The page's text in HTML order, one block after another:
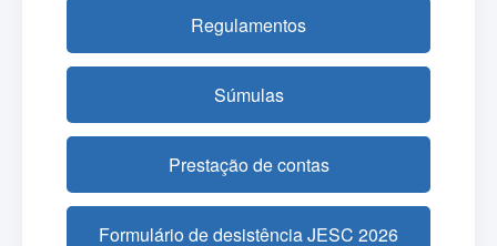
Regulamentos
Súmulas
Prestação de contas
Formulário de desistência JESC 2026